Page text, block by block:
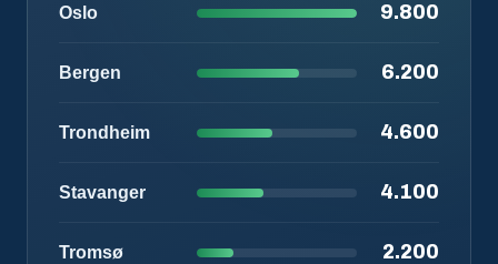
Oslo 9.800
Bergen 6.200
Trondheim 4.600
Stavanger 4.100
Tromsø 2.200